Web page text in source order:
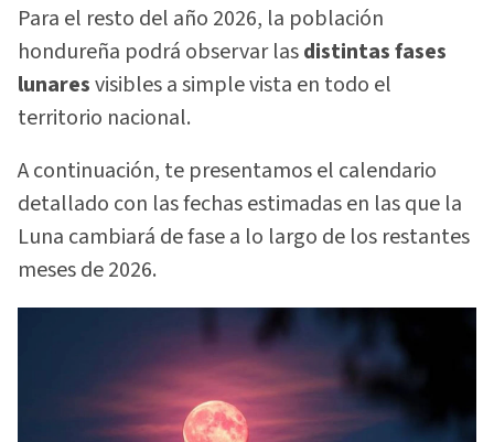
Para el resto del año 2026, la población
hondureña podrá observar lasdistintas fases
lunaresvisibles a simple vista en todo el
territorio nacional.
A continuación, te presentamos el calendario
detallado con las fechas estimadas en las que la
Luna cambiará de fase a lo largo de los restantes
meses de 2026.